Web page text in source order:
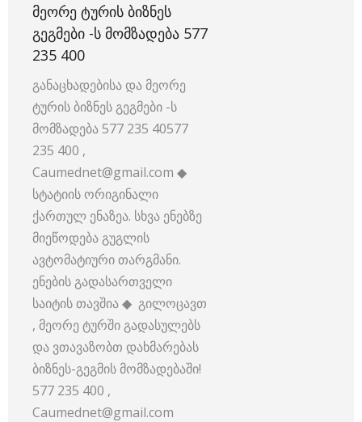
ᲛᲔᲝᲠᲔ ᲢᲣᲠᲘᲡ ᲑᲘᲖᲜᲔᲡ
ᲒᲔᲒᲛᲔᲑᲘ -Ს ᲛᲝᲛᲖᲐᲓᲔᲑᲐ 577
235 400
განაცხადებისა და მეორე
ტურის ბიზნეს გეგმები -ს
მომზადება 577 235 40577
235 400 ,
Caumednet@gmail.com ◆
სტატიის ორიგინალი
ქართულ ენაზეა. სხვა ენებზე
მიეწოდება გუგლის
ავტომატიური თარგმანი.
ენების გადასართველი
საიტის თავშია ◆ გილოცავთ
, მეორე ტურში გადასულებს
და ვთავაზობთ დახმარებას
ბიზნეს-გეგმის მომზადებაში!
577 235 400 ,
Caumednet@gmail.com